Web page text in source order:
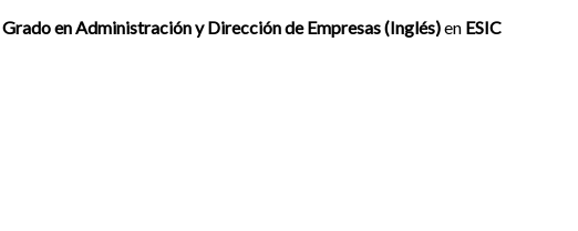
Grado en Administración y Dirección de Empresas (Inglés)en ESIC